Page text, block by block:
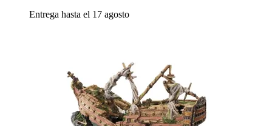
Entrega hasta el 17 agosto